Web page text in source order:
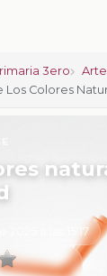
3ero
Los Colores
a las 15:17